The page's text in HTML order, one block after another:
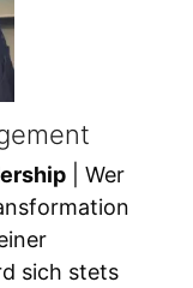
| Wer
sich stets